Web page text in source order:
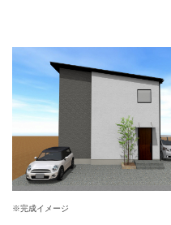
※完成イメージ